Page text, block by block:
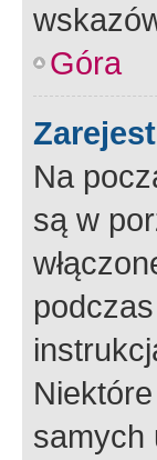
Góra
Na
są w
samych